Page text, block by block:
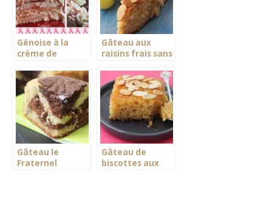
Génoise à la
crème de
Gâteau aux
raisins frais sans
Gâteau le
Fraternel
Gâteau de
biscottes aux